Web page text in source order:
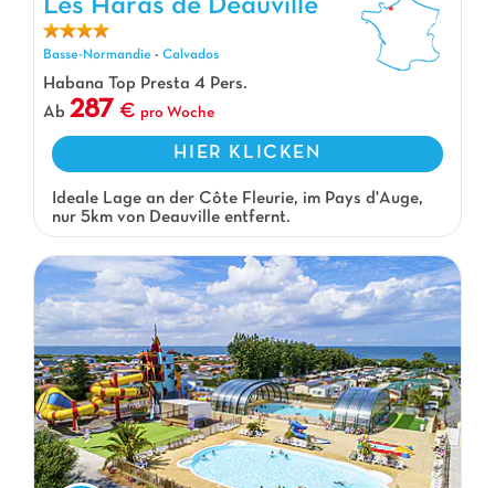
Les Haras de Deauville, Campingplatz Basse-Normandie
Les Haras de Deauville
Basse-Normandie - Calvados
Habana Top Presta 4 Pers.
Ab 287 pro Woche
HIER KLICKEN
Ideale Lage an der Côte Fleurie, im Pays d'Auge,
nur 5km von Deauville entfernt.